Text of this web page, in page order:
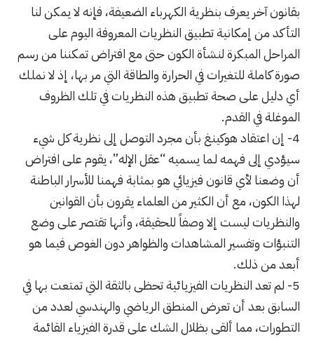
بقانون آخر يعرف بنظرية الكهرباء الضعيفة، فإنه لا يمكن لنا
التأكد من إمكانية تطبيق النظريات المعروفة اليوم على
المراحل المبكرة لنشأة الكون حتى مع افتراض تمكننا من رسم
صورة كاملة للتغيرات في الحرارة والطاقة التي مر بها، إذ لا نملك
أي دليل على صحة تطبيق هذه النظريات في تلك الظروف
الموغلة في القدم.
4- إن اعتقاد هوكينغ بأن مجرد التوصل إلى نظرية كل شيء
سيؤدي إلى فهمه لـما يسميه “عقل الإله”، يقوم على افتراض
أن وضعنا لأي قانون فيزيائي هو بمثابة فهمنا للأسرار الباطنة
لهذا الكون، مع أن الكثير من العلماء يقرون بأن القوانين
والنظريات ليست إلا وصفاً للحقيقة، وأنها تقتصر على وضع
التنبؤات وتفسير المشاهدات والظواهر دون الغوص فيما هو
أبعد من ذلك.
5- لم تعد النظريات الفيزيائية تحظى بالثقة التي تمتعت بها في
السابق بعد أن تعرض المنطق الرياضي والهندسي لعدد من
التطورات، مما ألقى بظلال الشك على قدرة الفيزياء القائمة